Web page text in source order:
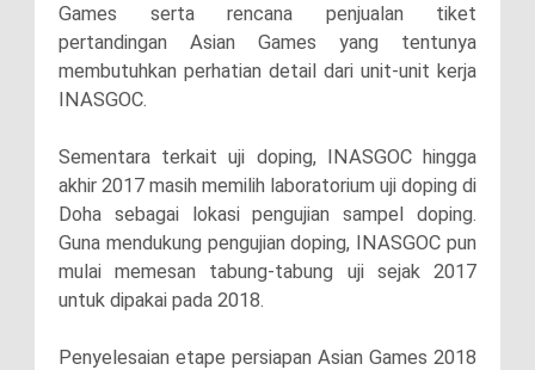
Games serta rencana penjualan tiket
pertandingan Asian Games yang tentunya
membutuhkan perhatian detail dari unit-unit kerja
INASGOC.
Sementara terkait uji doping, INASGOC hingga
akhir 2017 masih memilih laboratorium uji doping di
Doha sebagai lokasi pengujian sampel doping.
Guna mendukung pengujian doping, INASGOC pun
mulai memesan tabung-tabung uji sejak 2017
untuk dipakai pada 2018.
Penyelesaian etape persiapan Asian Games 2018